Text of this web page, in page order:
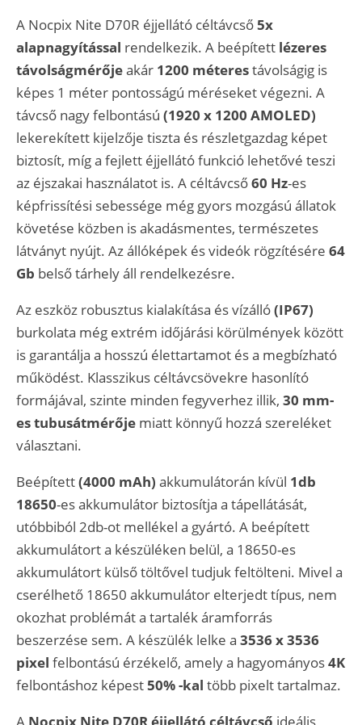
A Nocpix Nite D70R éjjellátó céltávcső5x
alapnagyítással rendelkezik. A beépített lézeres
távolságmérőjeakár 1200 méterestávolságig is
képes 1 méter pontosságú méréseket végezni. A
távcső nagy felbontású (1920 x 1200 AMOLED)
lekerekített kijelzője tiszta és részletgazdag képet
biztosít, míg a fejlett éjjellátó funkció lehetővé teszi
az éjszakai használatot is. A céltávcső60 Hz-es
képfrissítési sebessége még gyors mozgású állatok
követése közben is akadásmentes, természetes
látványt nyújt. Az állóképek és videók rögzítésére 64
Gb belső tárhely áll rendelkezésre.
Az eszköz robusztus kialakítása és vízálló(IP67)
burkolata még extrém időjárási körülmények között
is garantálja a hosszú élettartamot és a megbízható
működést. Klasszikus céltávcsövekre hasonlító
formájával, szinte minden fegyverhez illik, 30 mm-
es tubusátmérője miatt könnyű hozzá szereléket
választani.
Beépített(4000 mAh) akkumulátorán kívül 1db
18650-es akkumulátor biztosítja a tápellátását,
utóbbiból 2db-ot mellékel a gyártó. A beépített
akkumulátort a készüléken belül, a 18650-es
akkumulátort külső töltővel tudjuk feltölteni. Mivel a
cserélhető 18650 akkumulátor elterjedt típus, nem
okozhat problémát a tartalék áramforrás
beszerzése sem. A készülék lelke a 3536 x 3536
pixel felbontású érzékelő, amely a hagyományos4K
felbontáshoz képest50% -kal több pixelt tartalmaz.